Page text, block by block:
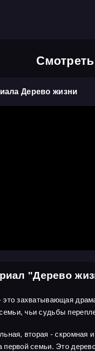
Дерево жизни
"Дерево
это захватывающая
чьи судьбы
вторая -
первой семьи. Это